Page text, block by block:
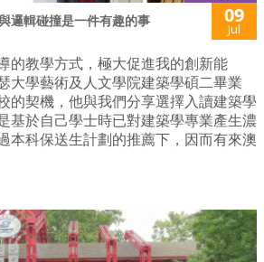
邏輯碰撞是一件有趣的事 09
Jul
的教學方式，極大促進我的創新能
大學藝術及人文學院建築學碩二畢業
的契機，他與我們分享選擇入讀建築學
基於自己學士時已對建築學專業產生濃
本科保送生計劃的推薦下，因而有來澳